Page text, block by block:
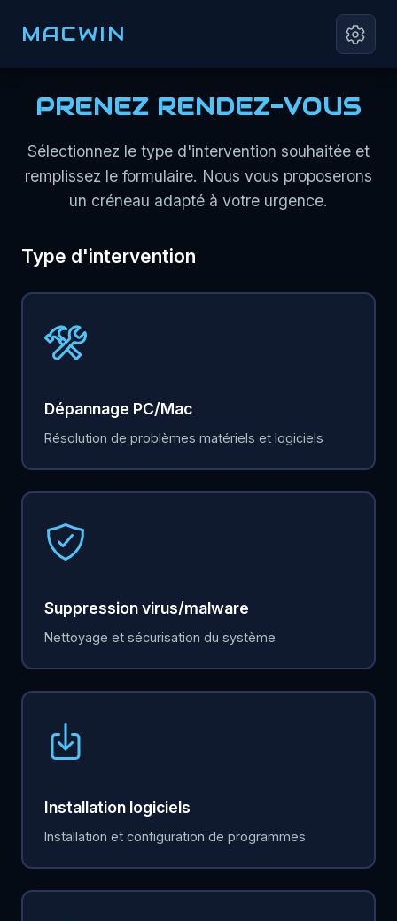
MACWIN
PRENEZ RENDEZ-VOUS
Sélectionnez le type d'intervention souhaitée et
remplissez le formulaire. Nous vous proposerons
un créneau adapté à votre urgence.
Type d'intervention
Dépannage PC/Mac
Résolution de problèmes matériels et logiciels
Suppression virus/malware
Nettoyage et sécurisation du système
Installation logiciels
Installation et configuration de programmes